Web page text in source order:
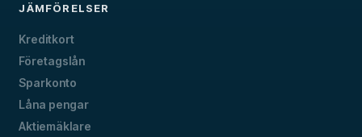
JÄMFÖRELSER
Kreditkort
Företagslån
Sparkonto
Låna pengar
Aktiemäklare